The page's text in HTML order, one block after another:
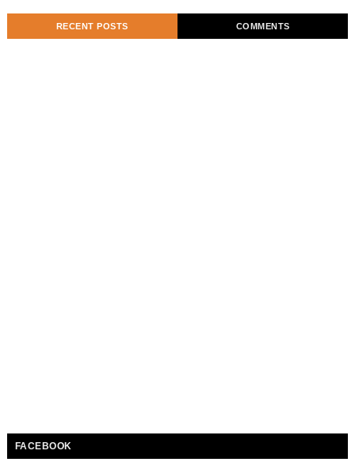
RECENT POSTS COMMENTS
FACEBOOK